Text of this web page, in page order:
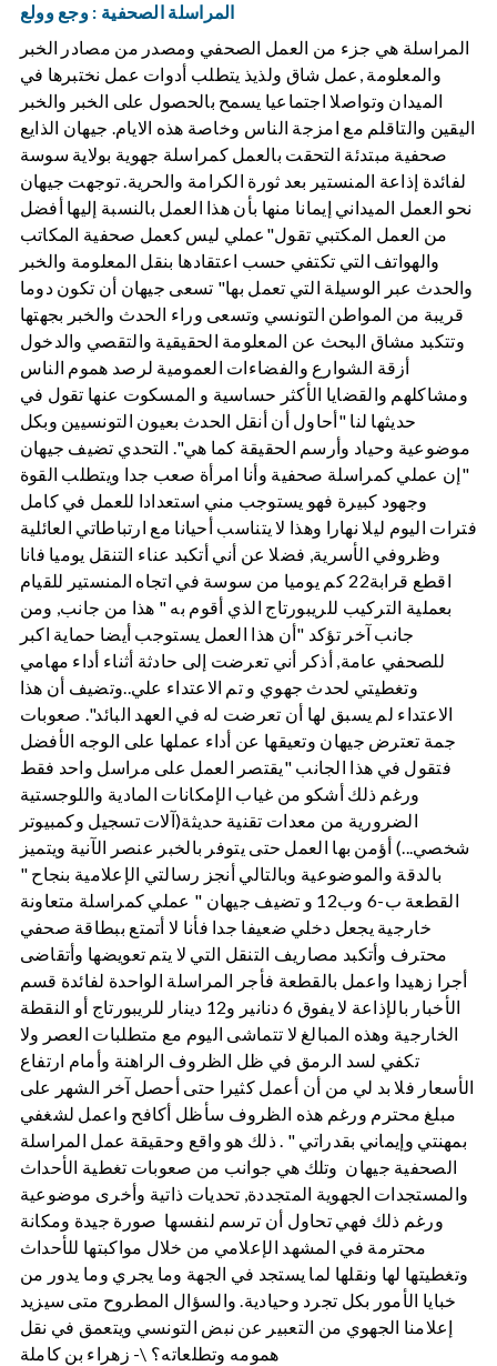
المراسلة الصحفية : وجع وولع
المراسلة هي جزء من العمل الصحفي ومصدر من مصادر الخبر
والمعلومة ,عمل شاق ولذيذ يتطلب أدوات عمل نختبرها في
الميدان وتواصلا اجتماعيا يسمح بالحصول على الخبر والخبر
اليقين والتاقلم مع امزجة الناس وخاصة هذه الايام. جيهان الذايع
صحفية مبتدئة التحقت بالعمل كمراسلة جهوية بولاية سوسة
لفائدة إذاعة المنستير بعد ثورة الكرامة والحرية. توجهت جيهان
نحو العمل الميداني إيمانا منها بأن هذا العمل بالنسبة إليها أفضل
من العمل المكتبي تقول"عملي ليس كعمل صحفية المكاتب
والهواتف التي تكتفي حسب اعتقادها بنقل المعلومة والخبر
والحدث عبر الوسيلة التي تعمل بها" تسعى جيهان أن تكون دوما
قريبة من المواطن التونسي وتسعى وراء الحدث والخبر بجهتها
وتتكبد مشاق البحث عن المعلومة الحقيقية والتقصي والدخول
أزقة الشوارع والفضاءات العمومية لرصد هموم الناس
ومشاكلهم والقضايا الأكثر حساسية و المسكوت عنها تقول في
حديثها لنا "أحاول أن أنقل الحدث بعيون التونسيين وبكل
موضوعية وحياد وأرسم الحقيقة كما هي". التحدي تضيف جيهان
"إن عملي كمراسلة صحفية وأنا امرأة صعب جدا ويتطلب القوة
وجهود كبيرة فهو يستوجب مني استعدادا للعمل في كامل
فترات اليوم ليلا نهارا وهذا لا يتناسب أحيانا مع ارتباطاتي العائلية
وظروفي الأسرية, فضلا عن أني أتكبد عناء التنقل يوميا فانا
اقطع قرابة22 كم يوميا من سوسة في اتجاه المنستير للقيام
بعملية التركيب للريبورتاج الذي أقوم به " هذا من جانب, ومن
جانب آخر تؤكد "أن هذا العمل يستوجب أيضا حماية اكبر
للصحفي عامة, أذكر أني تعرضت إلى حادثة أثناء أداء مهامي
وتغطيتي لحدث جهوي و تم الاعتداء علي..وتضيف أن هذا
الاعتداء لم يسبق لها أن تعرضت له في العهد البائد". صعوبات
جمة تعترض جيهان وتعيقها عن أداء عملها على الوجه الأفضل
فتقول في هذا الجانب "يقتصر العمل على مراسل واحد فقط
ورغم ذلك أشكو من غياب الإمكانات المادية واللوجستية
الضرورية من معدات تقنية حديثة(آلات تسجيل وكمبيوتر
شخصي...) أؤمن بها العمل حتى يتوفر بالخبر عنصر الآنية ويتميز
بالدقة والموضوعية وبالتالي أنجز رسالتي الإعلامية بنجاح "
القطعة ب-6 وب12 و تضيف جيهان " عملي كمراسلة متعاونة
خارجية يجعل دخلي ضعيفا جدا فأنا لا أتمتع ببطاقة صحفي
محترف وأتكبد مصاريف التنقل التي لا يتم تعويضها وأتقاضى
أجرا زهيدا واعمل بالقطعة فأجر المراسلة الواحدة لفائدة قسم
الأخبار بالإذاعة لا يفوق 6 دنانير و12 دينار للريبورتاج أو النقطة
الخارجية وهذه المبالغ لا تتماشى اليوم مع متطلبات العصر ولا
تكفي لسد الرمق في ظل الظروف الراهنة وأمام ارتفاع
الأسعار فلا بد لي من أن أعمل كثيرا حتى أحصل آخر الشهر على
مبلغ محترم ورغم هذه الظروف سأظل أكافح واعمل لشغفي
بمهنتي وإيماني بقدراتي " . ذلك هو واقع وحقيقة عمل المراسلة
الصحفية جيهان وتلك هي جوانب من صعوبات تغطية الأحداث
والمستجدات الجهوية المتجددة, تحديات ذاتية وأخرى موضوعية
ورغم ذلك فهي تحاول أن ترسم لنفسها صورة جيدة ومكانة
محترمة في المشهد الإعلامي من خلال مواكبتها للأحداث
وتغطيتها لها ونقلها لما يستجد في الجهة وما يجري وما يدور من
خبايا الأمور بكل تجرد وحيادية. والسؤال المطروح متى سيزيد
إعلامنا الجهوي من التعبير عن نبض التونسي ويتعمق في نقل
همومه وتطلعاته؟ \- زهراء بن كاملة